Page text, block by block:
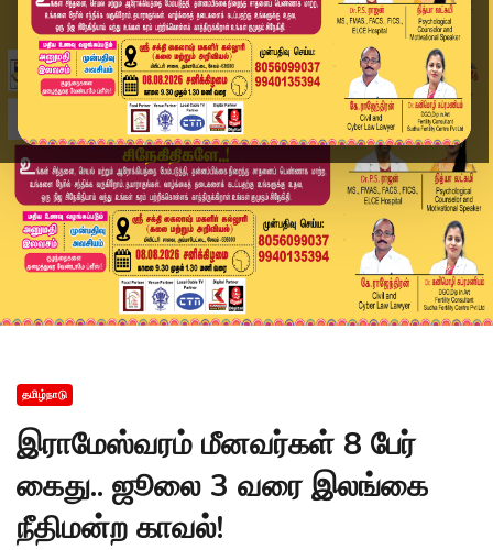
தமிழ்நாடு
இராமேஸ்வரம் மீனவர்கள் 8 பேர்
கைது.. ஜூலை 3 வரை இலங்கை
நீதிமன்ற காவல்!